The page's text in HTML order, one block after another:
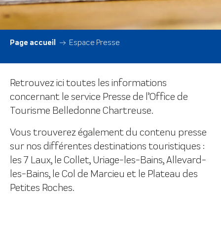
Page accueil Espace Presse
Retrouvez ici toutes les informations
concernant le service Presse de l’Office de
Tourisme Belledonne Chartreuse.
Vous trouverez également du contenu presse
sur nos différentes destinations touristiques :
les 7 Laux, le Collet, Uriage-les-Bains, Allevard-
les-Bains, le Col de Marcieu et le Plateau des
Petites Roches.